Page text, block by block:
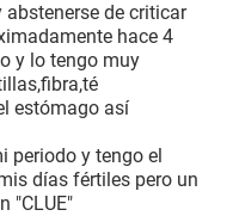
abstenerse de criticar
hace 4
y lo tengo muy
estómago así
periodo y tengo el
días fértiles pero un
"CLUE"